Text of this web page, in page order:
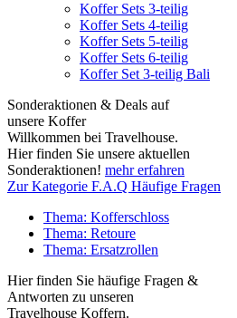
Koffer Sets 3-teilig
Koffer Sets 4-teilig
Koffer Sets 5-teilig
Koffer Sets 6-teilig
Koffer Set 3-teilig Bali
Sonderaktionen & Deals auf
unsere Koffer
Willkommen bei Travelhouse.
Hier finden Sie unsere aktuellen
Sonderaktionen! mehr erfahren
Zur Kategorie F.A.Q Häufige Fragen
Thema: Kofferschloss
Thema: Retoure
Thema: Ersatzrollen
Hier finden Sie häufige Fragen &
Antworten zu unseren
Travelhouse Koffern.